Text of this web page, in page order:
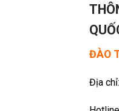
ĐÀO
Địa